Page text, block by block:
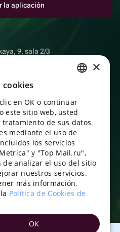
la aplicación
9, sala 2/3
de datos
en el ámbito de las TI: prestación
de ofertas (anuncios) de
Acceder a lainformación sobre
de programas rusos para
ENGLISH
UKRAINIAN
PORTUGUESE
SPANISH
HUNGARIAN
ITALIAN
×
cookies
en OK o continuar
este sitio web, usted
tratamiento de sus datos
mediante el uso de
los servicios
y "Top Mail.ru",
de analizar el uso del sitio
nuestros servicios.
más información,
Política de Cookies de
OK